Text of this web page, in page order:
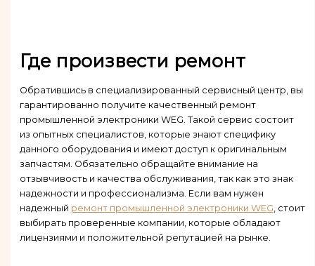
Где произвести ремонт
Обратившись в специализированный сервисный центр, вы
гарантированно получите качественный ремонт
промышленной электроники WEG. Такой сервис состоит
из опытных специалистов, которые знают специфику
данного оборудования и имеют доступ к оригинальным
запчастям. Обязательно обращайте внимание на
отзывчивость и качества обслуживания, так как это знак
надежности и профессионализма. Если вам нужен
надежный ремонт промышленной электроники WEG , стоит
выбирать проверенные компании, которые обладают
лицензиями и положительной репутацией на рынке.